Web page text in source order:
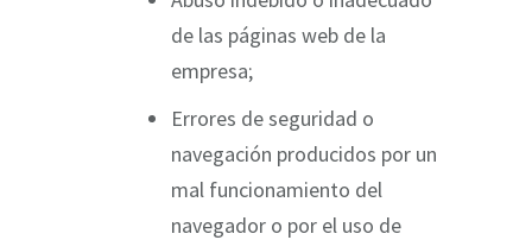
de las páginas web de la
empresa;
Errores de seguridad o
navegación producidos por un
mal funcionamiento del
navegador o por el uso de